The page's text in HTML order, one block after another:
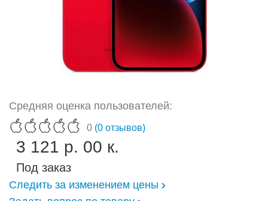
Средняя оценка пользователей:
0 (0 отзывов)
3 121 р. 00 к.
Под заказ
Следить за изменением цены